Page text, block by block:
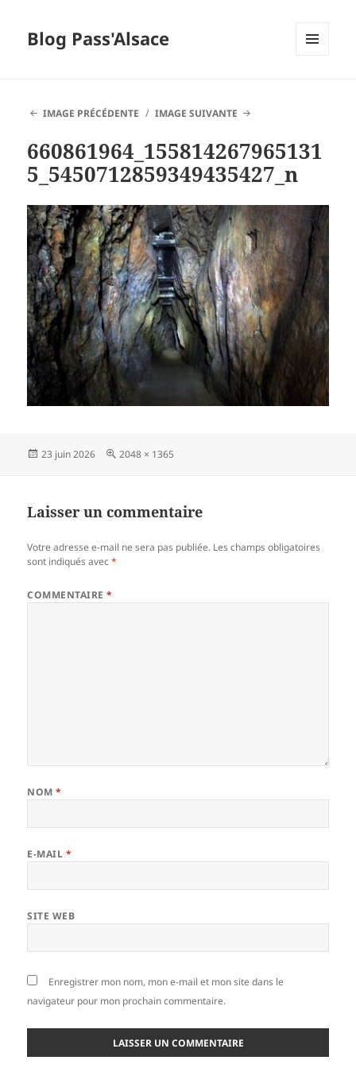
Blog Pass'Alsace
IMAGE PRÉCÉDENTE
IMAGE SUIVANTE
660861964_155814267965131
5_5450712859349435427_n
Publié
23 juin 2026
Taille
2048 × 1365
Laisser un commentaire
Votre adresse e-mail ne sera pas publiée. Les champs obligatoires
sont indiqués avec*
COMMENTAIRE*
NOM*
E-MAIL *
SITE WEB
Enregistrer mon nom, mon e-mail et mon site dans le
navigateur pour mon prochain commentaire.